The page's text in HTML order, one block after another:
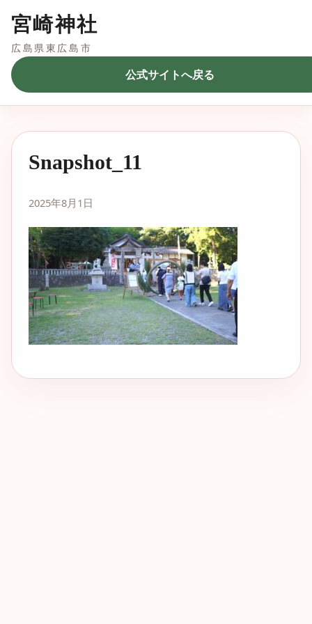
宮崎神社
広島県東広島市
公式サイトへ戻る
Snapshot_11
2025年8月1日